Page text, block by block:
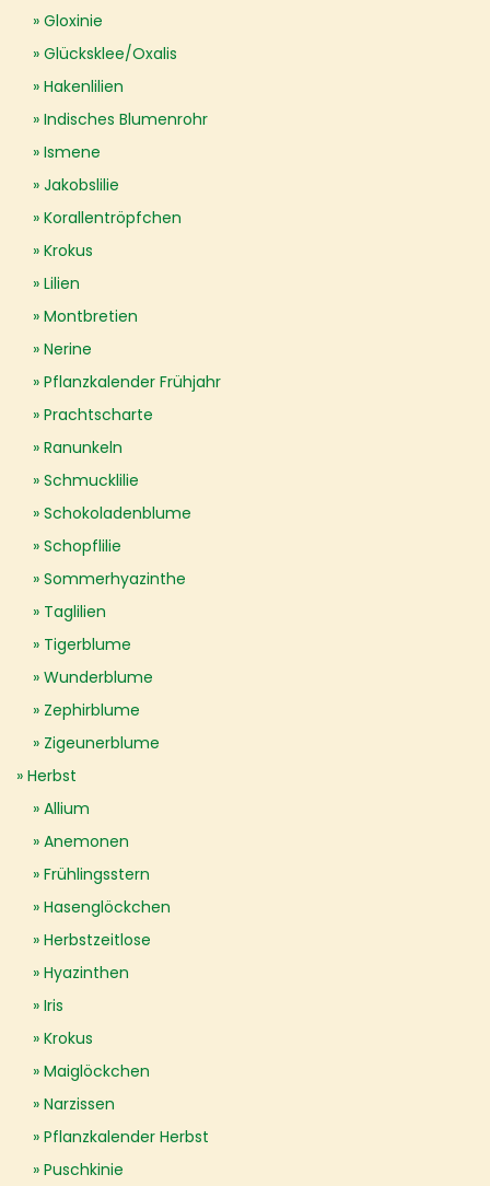
Gloxinie
Glücksklee/Oxalis
Hakenlilien
Indisches Blumenrohr
Ismene
Jakobslilie
Korallentröpfchen
Krokus
Lilien
Montbretien
Nerine
Pflanzkalender Frühjahr
Prachtscharte
Ranunkeln
Schmucklilie
Schokoladenblume
Schopflilie
Sommerhyazinthe
Taglilien
Tigerblume
Wunderblume
Zephirblume
Zigeunerblume
Herbst
Allium
Anemonen
Frühlingsstern
Hasenglöckchen
Herbstzeitlose
Hyazinthen
Iris
Krokus
Maiglöckchen
Narzissen
Pflanzkalender Herbst
Puschkinie